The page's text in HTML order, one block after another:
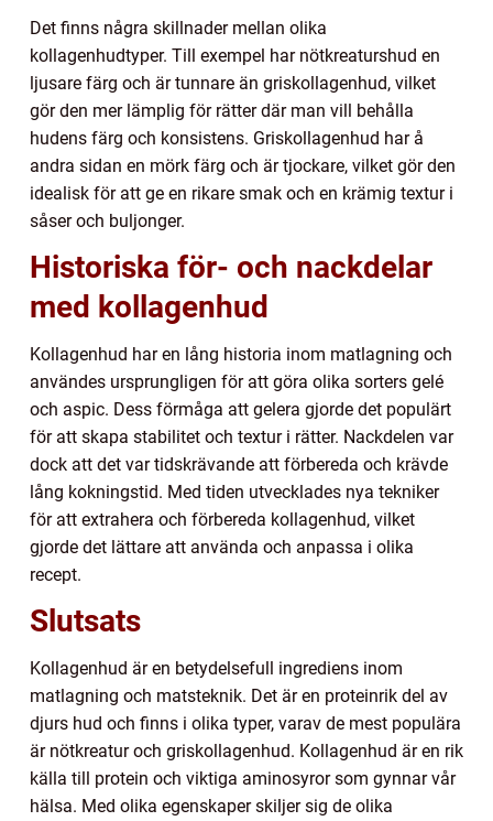
Det finns några skillnader mellan olika
kollagenhudtyper. Till exempel har nötkreaturshud en
ljusare färg och är tunnare än griskollagenhud, vilket
gör den mer lämplig för rätter där man vill behålla
hudens färg och konsistens. Griskollagenhud har å
andra sidan en mörk färg och är tjockare, vilket gör den
idealisk för att ge en rikare smak och en krämig textur i
såser och buljonger.
Historiska för- och nackdelar
med kollagenhud
Kollagenhud har en lång historia inom matlagning och
användes ursprungligen för att göra olika sorters gelé
och aspic. Dess förmåga att gelera gjorde det populärt
för att skapa stabilitet och textur i rätter. Nackdelen var
dock att det var tidskrävande att förbereda och krävde
lång kokningstid. Med tiden utvecklades nya tekniker
för att extrahera och förbereda kollagenhud, vilket
gjorde det lättare att använda och anpassa i olika
recept.
Slutsats
Kollagenhud är en betydelsefull ingrediens inom
matlagning och matsteknik. Det är en proteinrik del av
djurs hud och finns i olika typer, varav de mest populära
är nötkreatur och griskollagenhud. Kollagenhud är en rik
källa till protein och viktiga aminosyror som gynnar vår
hälsa. Med olika egenskaper skiljer sig de olika